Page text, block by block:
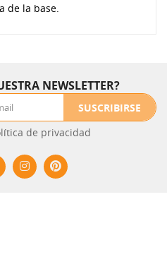
de la base.
NEWSLETTER?
SUSCRIBIRSE
de privacidad